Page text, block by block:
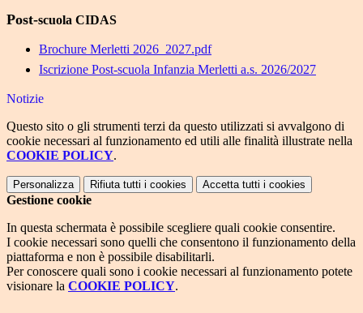
Post-scuola CIDAS
Brochure Merletti 2026_2027.pdf
Iscrizione Post-scuola Infanzia Merletti a.s. 2026/2027
Notizie
Questo sito o gli strumenti terzi da questo utilizzati si avvalgono di
cookie necessari al funzionamento ed utili alle finalità illustrate nella
COOKIE POLICY.
Personalizza Rifiuta tutti i cookies Accetta tutti i cookies
Gestione cookie
In questa schermata è possibile scegliere quali cookie consentire.
I cookie necessari sono quelli che consentono il funzionamento della
piattaforma e non è possibile disabilitarli.
Per conoscere quali sono i cookie necessari al funzionamento potete
visionare la COOKIE POLICY.